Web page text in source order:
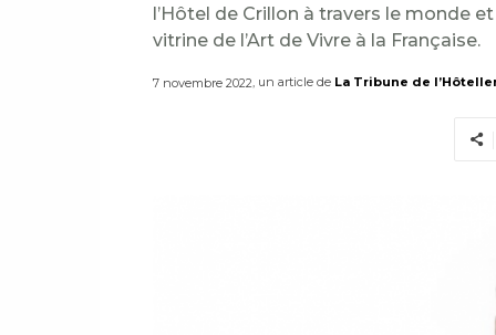
l’Hôtel de Crillon à travers le monde
vitrine de l’Art de Vivre à la Française.
7 novembre 2022, un article de La Tribune de